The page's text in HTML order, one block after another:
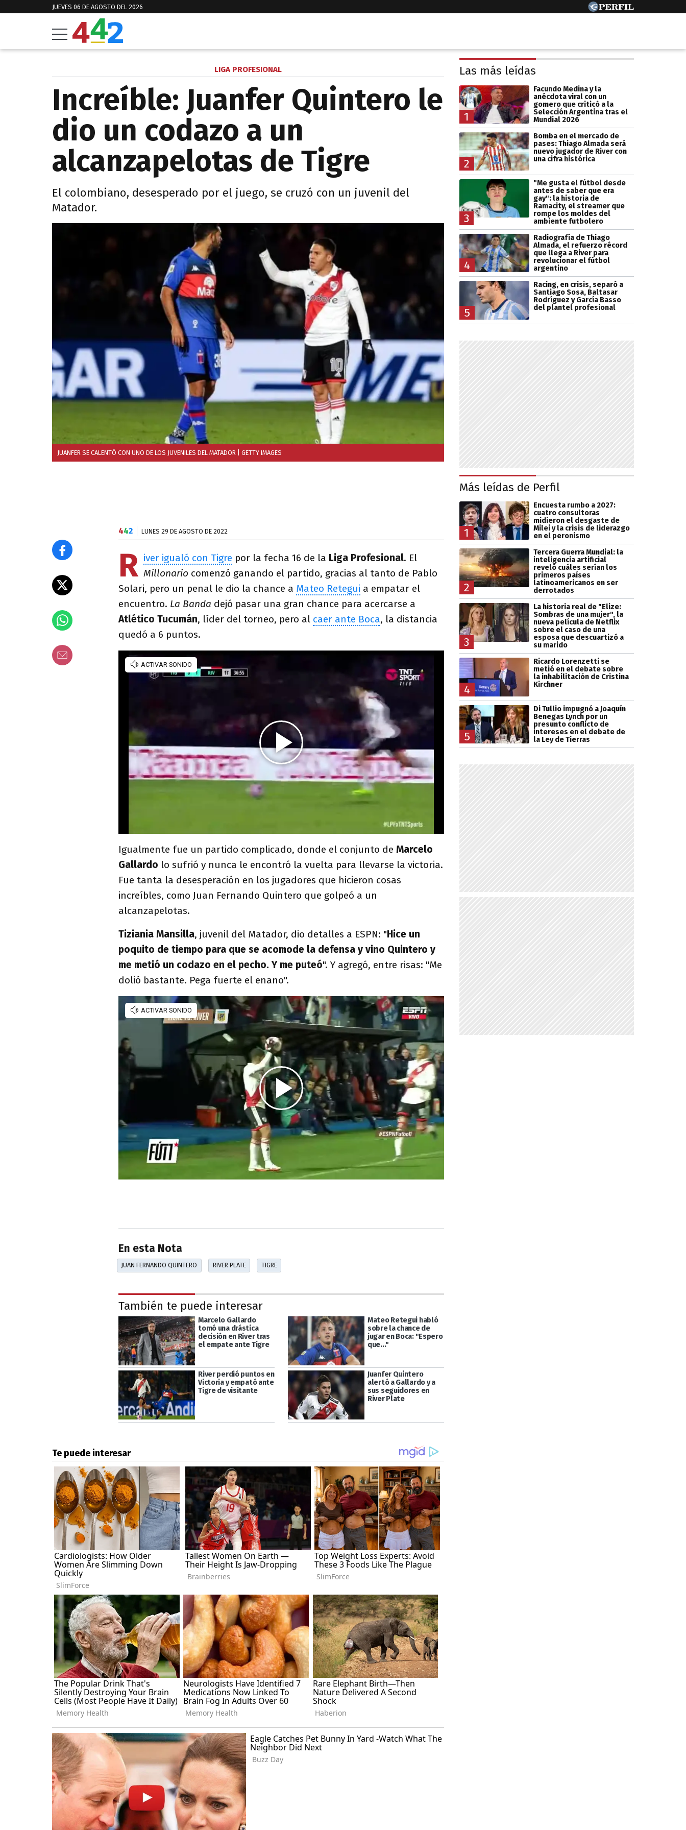
JUEVES 06 DE AGOSTO DEL 2026
LIGA PROFESIONAL
Increíble: Juanfer Quintero le
dio un codazo a un
alcanzapelotas de Tigre
El colombiano, desesperado por el juego, se cruzó con un juvenil del
Matador.
JUANFER SE CALENTÓ CON UNO DE LOS JUVENILES DEL MATADOR | GETTY IMAGES
442 LUNES 29 DE AGOSTO DE 2022
R iver igualó con Tigre por la fecha 16 de la Liga Profesional. El
Millonario comenzó ganando el partido, gracias al tanto de Pablo
Solari, pero un penal le dio la chance a Mateo Retegui a empatar el
encuentro. La Banda dejó pasar una gran chance para acercarse a
Atlético Tucumán, líder del torneo, pero al caer ante Boca, la distancia
quedó a 6 puntos.
Igualmente fue un partido complicado, donde el conjunto de Marcelo
Gallardo lo sufrió y nunca le encontró la vuelta para llevarse la victoria.
Fue tanta la desesperación en los jugadores que hicieron cosas
increíbles, como Juan Fernando Quintero que golpeó a un
alcanzapelotas.
Tiziania Mansilla, juvenil del Matador, dio detalles a ESPN: "Hice un
poquito de tiempo para que se acomode la defensa y vino Quintero y
me metió un codazo en el pecho. Y me puteó". Y agregó, entre risas: "Me
dolió bastante. Pega fuerte el enano".
En esta Nota
JUAN FERNANDO QUINTERO RIVER PLATE TIGRE
También te puede interesar
Marcelo Gallardo
tomó una drástica
decisión en River tras
el empate ante Tigre
Mateo Retegui habló
sobre la chance de
jugar en Boca: "Espero
que..."
River perdió puntos en
Victoria y empató ante
Tigre de visitante
Juanfer Quintero
alertó a Gallardo y a
sus seguidores en
River Plate
Las más leídas
1
Facundo Medina y la
anécdota viral con un
gomero que criticó a la
Selección Argentina tras el
Mundial 2026
2
Bomba en el mercado de
pases: Thiago Almada será
nuevo jugador de River con
una cifra histórica
3
"Me gusta el fútbol desde
antes de saber que era
gay": la historia de
Ramacity, el streamer que
rompe los moldes del
ambiente futbolero
4
Radiografía de Thiago
Almada, el refuerzo récord
que llega a River para
revolucionar el fútbol
argentino
5
Racing, en crisis, separó a
Santiago Sosa, Baltasar
Rodríguez y García Basso
del plantel profesional
Más leídas de Perfil
1
Encuesta rumbo a 2027:
cuatro consultoras
midieron el desgaste de
Milei y la crisis de liderazgo
en el peronismo
2
Tercera Guerra Mundial: la
inteligencia artificial
reveló cuáles serían los
primeros países
latinoamericanos en ser
derrotados
3
La historia real de "Elize:
Sombras de una mujer", la
nueva película de Netflix
sobre el caso de una
esposa que descuartizó a
su marido
4
Ricardo Lorenzetti se
metió en el debate sobre
la inhabilitación de Cristina
Kirchner
5
Di Tullio impugnó a Joaquín
Benegas Lynch por un
presunto conflicto de
intereses en el debate de
la Ley de Tierras